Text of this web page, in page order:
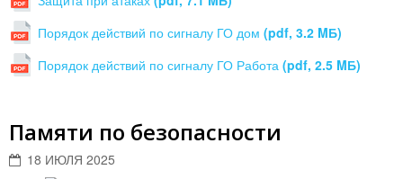
Порядок действий по сигналу ГО дом (pdf, 3.2 MБ)
Порядок действий по сигналу ГО Работа (pdf, 2.5 MБ)
Памяти по безопасности
18 ИЮЛЯ 2025